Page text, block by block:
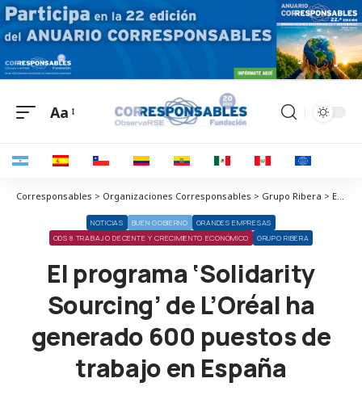
Aa
Corresponsables > Organizaciones Corresponsables > Grupo Ribera > El programa ‘Solidarity Sourcing’ de L’Oréal ha generado 600 puestos de trabajo en España
NOTICIAS BUEN GOBIERNO
GRANDES EMPRESAS
ODS 8 TRABAJO DECENTE Y CRECIMIENTO ECONÓMICO
GRUPO RIBERA
El programa ‘Solidarity
Sourcing’ de L’Oréal ha
generado 600 puestos de
trabajo en España